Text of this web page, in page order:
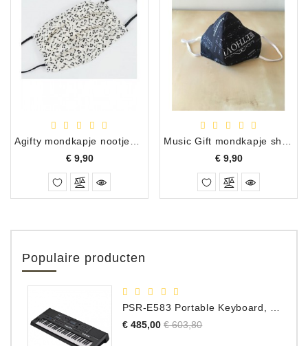
€ 9,90Prijs
€ 9,90Prijs
Populaire producten
€ 485,00 Normale
€ 603,80Prijs